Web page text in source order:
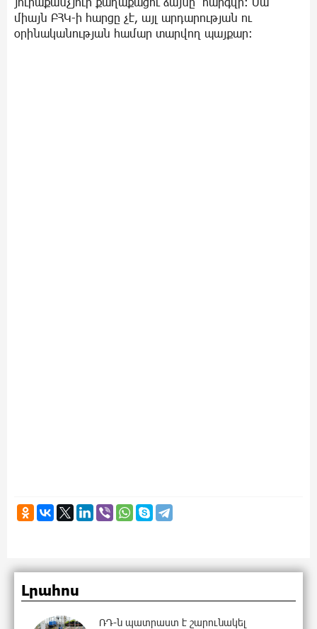
միայն ԲՀԿ-ի հարցը չէ, այլ արդարության ու
օրինականության համար տարվող պայքար։
Լրահոս
ՌԴ-ն պատրաստ է շարունակել